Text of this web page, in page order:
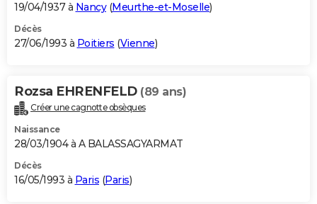
19/04/1937 à Nancy(Meurthe-et-Moselle)
Décès
27/06/1993 à Poitiers (Vienne)
Rozsa EHRENFELD (89 ans)
Créer une cagnotte obsèques
Naissance
28/03/1904 à A BALASSAGYARMAT
Décès
16/05/1993 à Paris (Paris)